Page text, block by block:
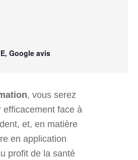
Google avis
, vous serez
efficacement face à
et, en matière
en application
profit de la santé